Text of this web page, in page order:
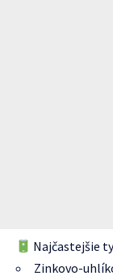
Najčastejšie
Zinkovo-